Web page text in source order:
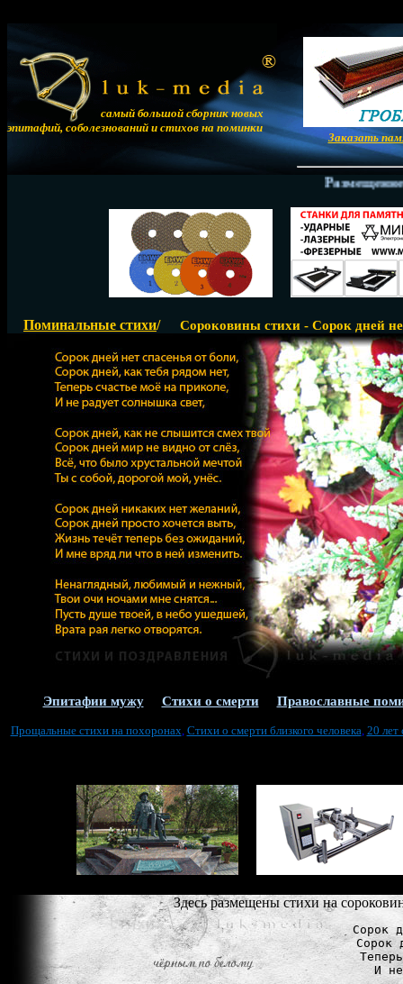
самый большой сборник новых
эпитафий, соболезнований и стихов на поминки
Заказать
Размещение
Поминальные стихи/ Сороковины стихи - Сорок дней
Эпитафии мужу Стихи о смерти Православные
Прощальные стихи на похоронах, Стихи о смерти близкого человека, 20 лет
Здесь размещены стихи на
Сорок
Сорок
И